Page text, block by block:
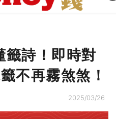
詩！即時對
不再霧煞煞！
2025/03/26